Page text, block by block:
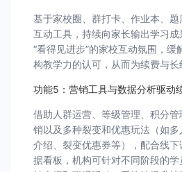
基于家校圈、群打卡、作业本、
互动工具，持续向家长输出学习
“看得见进步”的家校互动氛围，
构教学力的认可，从而为续费与长
功能5：营销工具与数据分析驱动
借助人群运营、等级管理、积分
销以及多种裂变和优惠玩法（如
介绍、裂变优惠券等），配合线
据看板，机构可针对不同阶段的学